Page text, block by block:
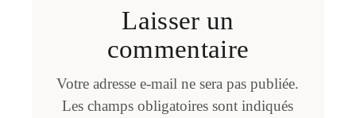
Laisser un
commentaire
Votre adresse e-mail ne sera pas publiée.
Les champs obligatoires sont indiqués